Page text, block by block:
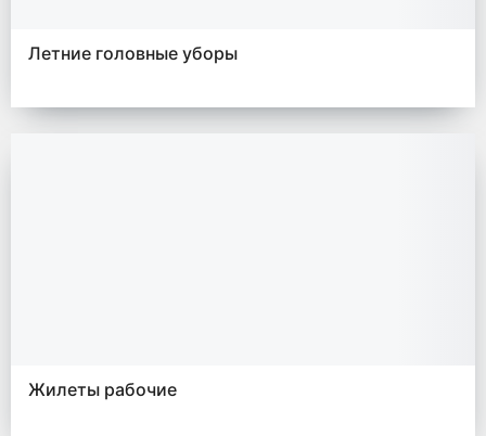
Летние головные уборы
Жилеты рабочие